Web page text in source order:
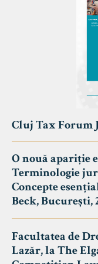
Cluj Tax Forum
O nouă apariție
Terminologie
Concepte
Beck, București,
Facultatea de
Lazăr, la The